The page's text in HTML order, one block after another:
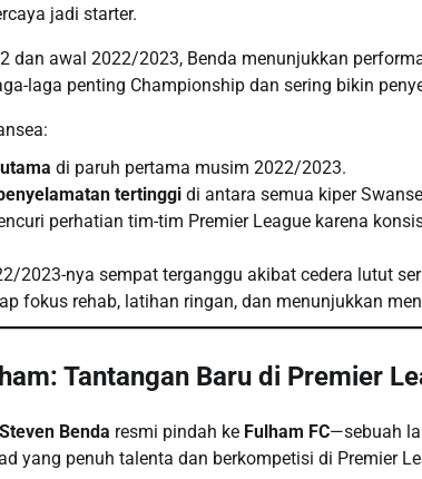
jadi starter.
dan awal 2022/2023, Benda menunjukkan
laga penting Championship dan sering bikin
di paruh pertama musim 2022/2023.
tertinggi di antara semua kiper
perhatian tim-tim Premier League karena
2023-nya sempat terganggu akibat cedera lutut
fokus rehab, latihan ringan, dan menunjukkan
Tantangan Baru di Premier
Steven Benda resmi pindah ke Fulham FC—sebuah
yang penuh talenta dan berkompetisi di Premier